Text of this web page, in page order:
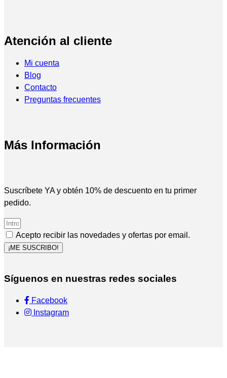
Atención al cliente
Mi cuenta
Blog
Contacto
Preguntas frecuentes
Más Información
Suscríbete YA y obtén 10% de descuento en tu primer
pedido.
Acepto recibir las novedades y ofertas por email.
¡ME SUSCRIBO!
Síguenos en nuestras redes sociales
Facebook
Instagram